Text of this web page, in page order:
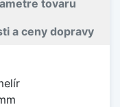
tovaru
a ceny dopravy